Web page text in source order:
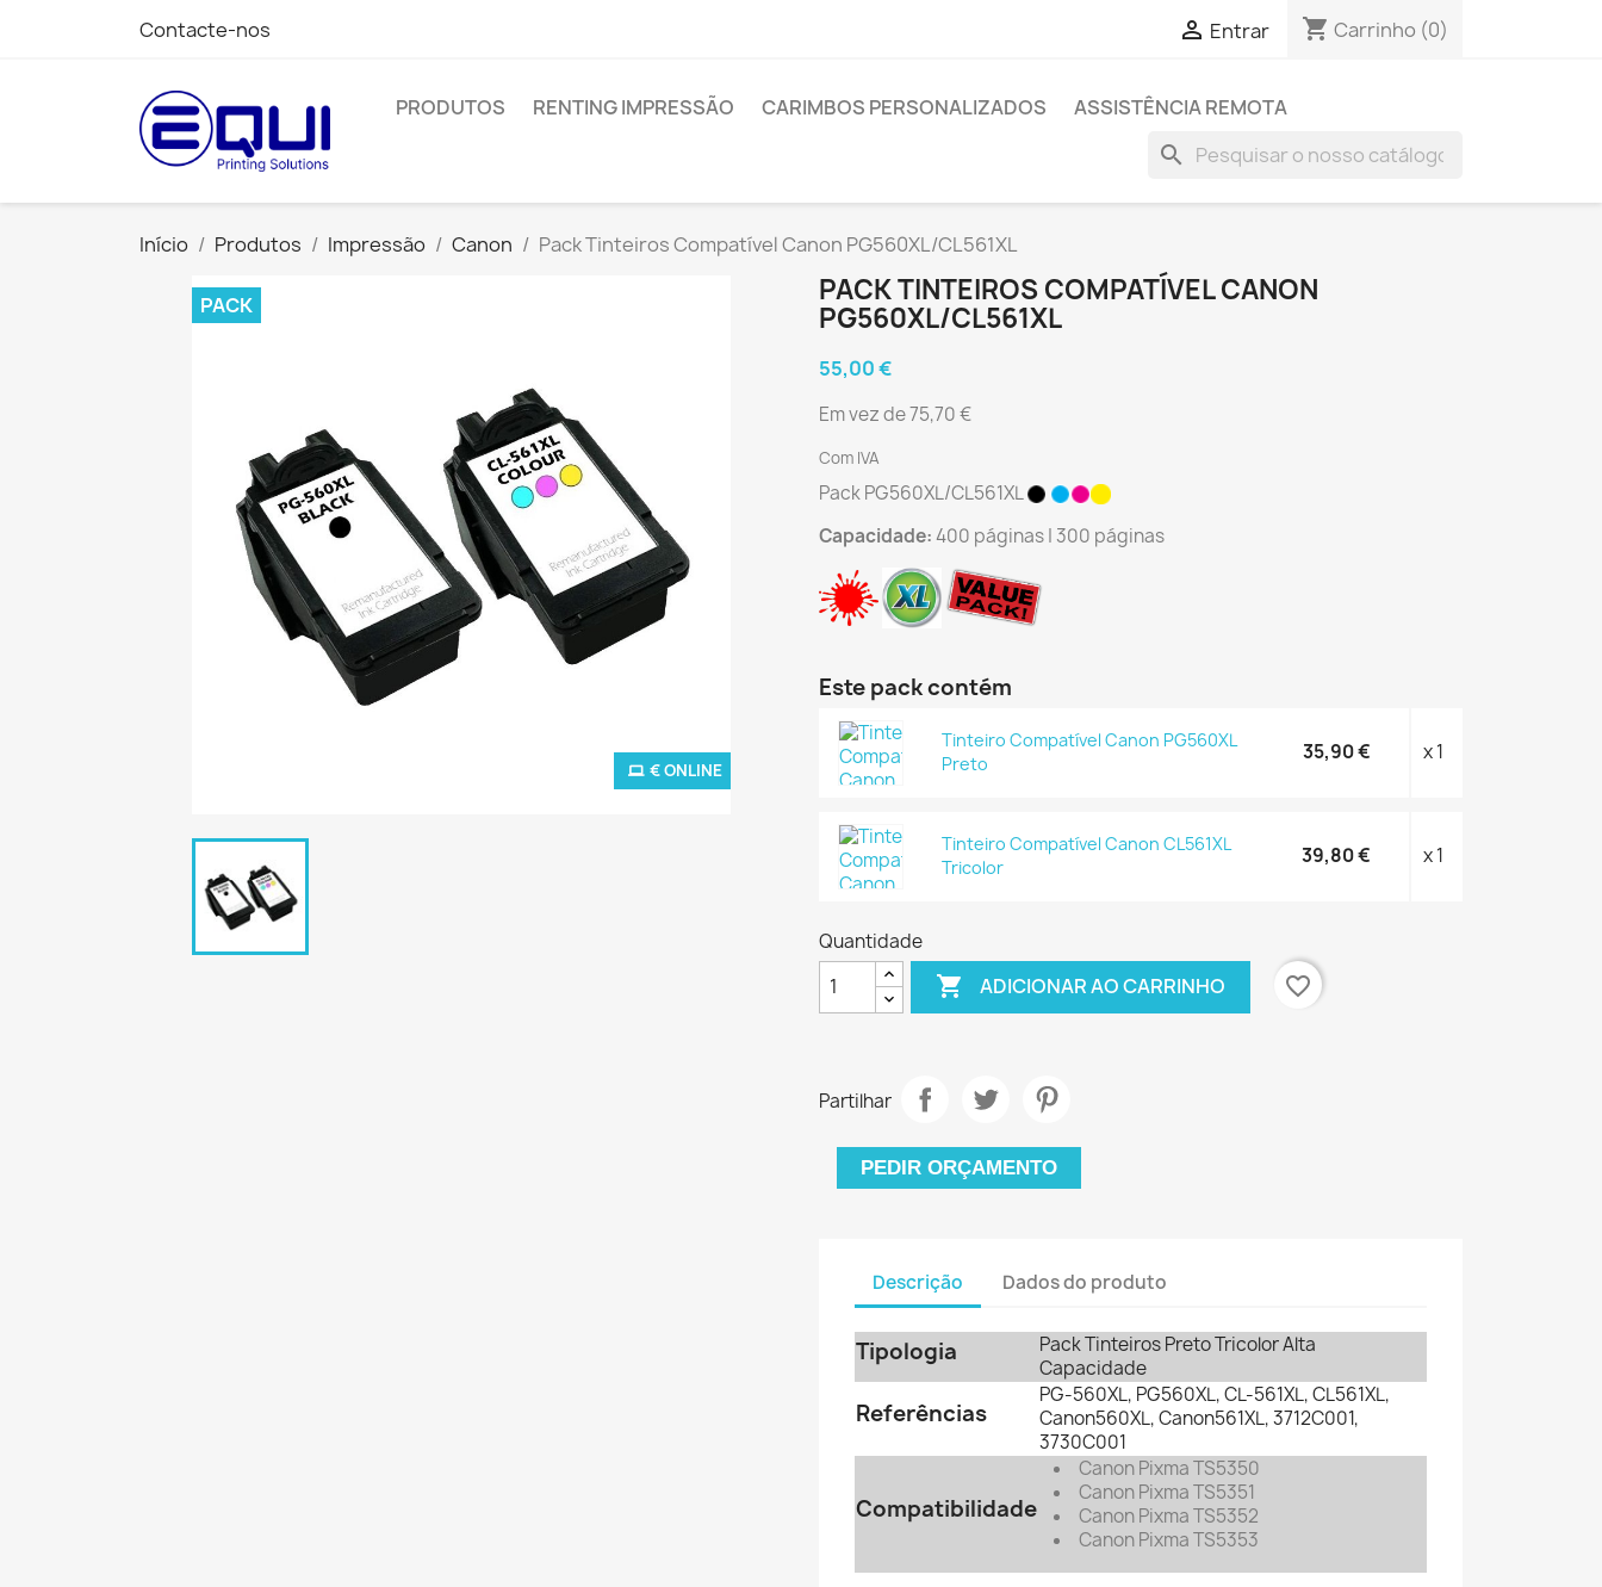
Contacte-nos  Entrar shopping_cart Carrinho (0)
PRODUTOS RENTING IMPRESSÃO CARIMBOS PERSONALIZADOS ASSISTÊNCIA REMOTA
search
Início Produtos Impressão Canon Pack Tinteiros Compatível Canon PG560XL/CL561XL
€ ONLINE
PACK
PACK TINTEIROS COMPATÍVEL CANON
PG560XL/CL561XL
55,00 €
Em vez de 75,70 €
Com IVA
Pack PG560XL/CL561XL
Capacidade:400 páginas | 300 páginas
Este pack contém
Tinteiro Compatível Canon PG560XL
Preto
35,90 € x 1
Tinteiro Compatível Canon CL561XL
Tricolor
39,80 € x 1
Quantidade
 ADICIONAR AO CARRINHO favorite_border
Partilhar
PEDIR ORÇAMENTO
Descrição Dados do produto
Tipologia
Pack Tinteiros Preto Tricolor Alta
Capacidade
Referências
PG-560XL, PG560XL, CL-561XL, CL561XL,
Canon560XL, Canon561XL, 3712C001,
3730C001
Compatibilidade
Canon Pixma TS5350
Canon Pixma TS5351
Canon Pixma TS5352
Canon Pixma TS5353